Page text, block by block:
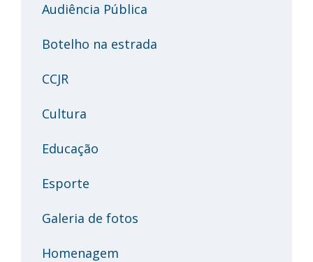
Audiência Pública
Botelho na estrada
CCJR
Cultura
Educação
Esporte
Galeria de fotos
Homenagem